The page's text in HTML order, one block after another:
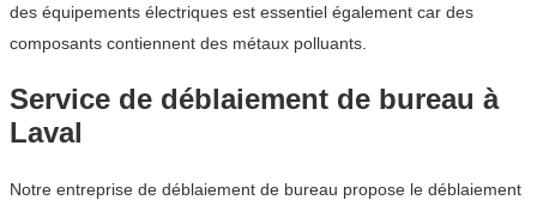
des équipements électriques est essentiel également car des
composants contiennent des métaux polluants.
Service de déblaiement de bureau à
Laval
Notre entreprise de déblaiement de bureau propose le déblaiement